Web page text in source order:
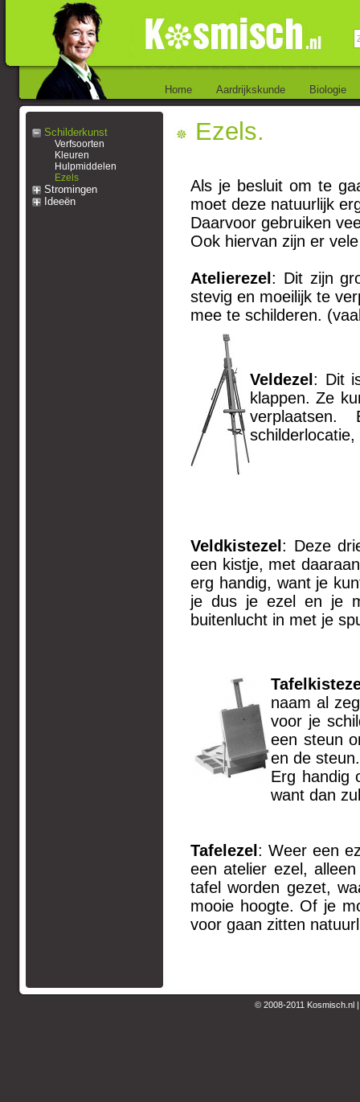
Home Aardrijkskunde Biologie
Schilderkunst
Verfsoorten
Kleuren
Hulpmiddelen
Ezels
Stromingen
Ideeën
Ezels.
Als je besluit om te
moet deze natuurlijk
Daarvoor gebruiken
Ook hiervan zijn er
Atelierezel : Dit zijn
stevig en moeilijk te
mee te schilderen.
Veldezel : Dit
klappen. Ze
Veldkistezel : Deze
een kistje, met
erg handig, want je
je dus je ezel en je
buitenlucht in met je
naam al
voor je
een steun
en de
Erg handig
want dan
Tafelezel : Weer een
een atelier ezel,
tafel worden gezet,
mooie hoogte. Of je
voor gaan zitten
© 2008-2011 Kosmisch.nl